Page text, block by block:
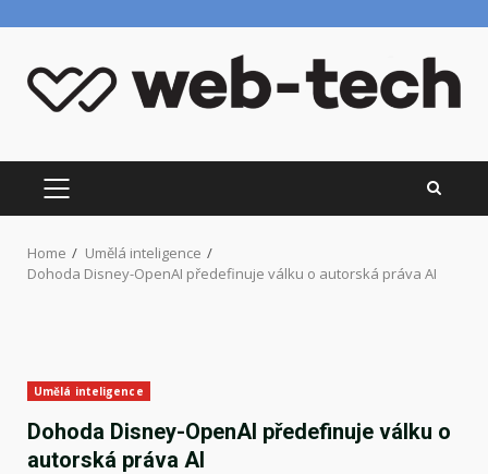
content
PRIMARY
MENU
Home
Umělá inteligence
Dohoda Disney-OpenAI předefinuje válku o autorská práva AI
Umělá inteligence
Dohoda Disney-OpenAI předefinuje válku o
autorská práva AI